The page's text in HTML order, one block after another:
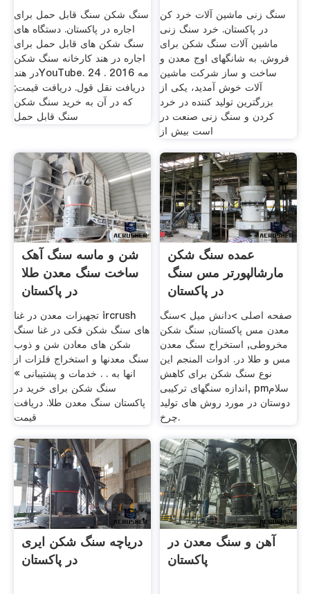
سنگ شکن سنگ قابل حمل برای
اجاره در پاکستان. دستگاه های
سنگ شکن های قابل حمل برای
اجاره در هند کارخانه سنگ شکن
در هندYouTube. 24 مه 2016 .
دریافت نقل قول. دریافت قیمت;
که در آن به خرید سنگ شکن
سنگ قابل حمل
سنگ زنی ماشین آلات خرد کن
در پاکستان. خرد سنگ زنی
ماشین آلات سنگ شکن برای
فروش. به شانگهای اوج معدن و
ساخت و ساز شرکت ماشین
آلات خوش آمدید، یکی از
بزرگترین تولید کننده در خرد
کردن و سنگ زنی صنعت در
است بیش از
شن و ماسه سنگ آهک
ساخت سنگ معدن طلا
در پاکستان
تجهیزات معدن در غنا ircrush
های سنگ شکن فکی در غنا سنگ
شکن های معادن شن و ذوب
سنگ معدنها و استخراج فلزات از
انها به . . خدمات و پشتیبانی »
سنگ شکن برای خرید در
پاکستان سنگ معدن طلا. دریافت
قیمت
عمده سنگ شکن
مارشال پورتر مس سنگ
در پاکستان
صفحه اصلی >دانش میل >سنگ
معدن مس پاکستان, سنگ شکن
مخروطی, استخراج سنگ معدن
مس و طلا در. ادوات المنجم این
نوع سنگ شکن برای کاهش
اندازه سنگهای ترکیبی, pmسلام
دوستان در مورد روش های تولید
چرخ.
دریاچه سنگ شکن ایری
در پاکستان
آهن و سنگ معدن در
پاکستان